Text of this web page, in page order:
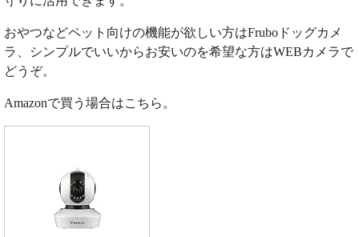
おやつなどペット向けの機能が欲しい方はFruboドッグカメ
ラ、シンプルでいいからお安いのを希望な方はWEBカメラで
どうぞ。
Amazonで買う場合はこちら。